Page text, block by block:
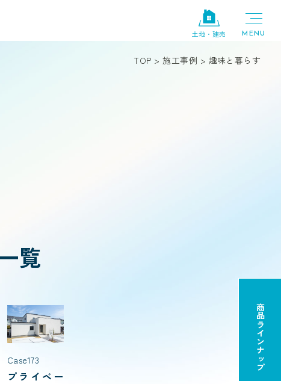
土地・建売
TOP >施工事例 > 趣味と暮らす
覧
Case173
プライベー
商品ラインナップ